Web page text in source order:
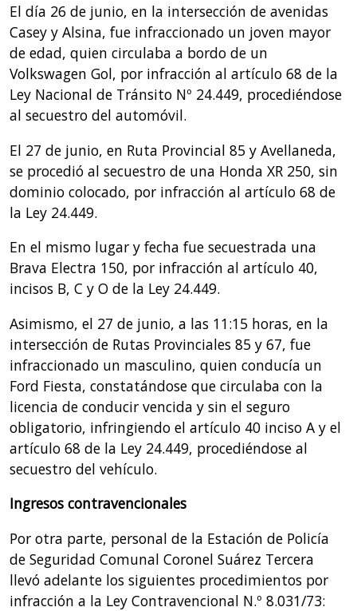
El día 26 de junio, en la intersección de avenidas
Casey y Alsina, fue infraccionado un joven mayor
de edad, quien circulaba a bordo de un
Volkswagen Gol, por infracción al artículo 68 de la
Ley Nacional de Tránsito Nº 24.449, procediéndose
al secuestro del automóvil.
El 27 de junio, en Ruta Provincial 85 y Avellaneda,
se procedió al secuestro de una Honda XR 250, sin
dominio colocado, por infracción al artículo 68 de
la Ley 24.449.
En el mismo lugar y fecha fue secuestrada una
Brava Electra 150, por infracción al artículo 40,
incisos B, C y O de la Ley 24.449.
Asimismo, el 27 de junio, a las 11:15 horas, en la
intersección de Rutas Provinciales 85 y 67, fue
infraccionado un masculino, quien conducía un
Ford Fiesta, constatándose que circulaba con la
licencia de conducir vencida y sin el seguro
obligatorio, infringiendo el artículo 40 inciso A y el
artículo 68 de la Ley 24.449, procediéndose al
secuestro del vehículo.
Ingresos contravencionales
Por otra parte, personal de la Estación de Policía
de Seguridad Comunal Coronel Suárez Tercera
llevó adelante los siguientes procedimientos por
infracción a la Ley Contravencional N.º 8.031/73: